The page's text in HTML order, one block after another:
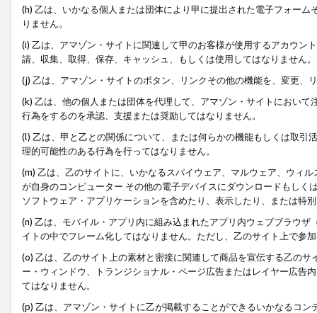
(h) 乙は、いかなる個人または団体により甲に提出された電子フォー
りません。
(i) 乙は、アマゾン・サイトに関連して甲のお客様が使用するアカウン
請、収集、取得、保存、キャッシュ、もしくは使用してはなりません。
(j) 乙は、アマゾン・サイトのボタン、リンクその他の機能を、変更、
(k) 乙は、他の個人または団体を代理して、アマゾン・サイトにおい
行為をするのを承認、支援または奨励してはなりません。
(l) 乙は、甲と乙との関係について、または何らかの機能もしくは取
理的可能性のある行為を行ってはなりません。
(m) 乙は、乙のサイトに、いかなるスパイウェア、マルウェア、ウィ
が自身のコンピューター その他の電子デバイスにダウンロードもし
ソフトウェア・アプリケーションを含めたり、表示したり、または特
(n) 乙は、モバイル・アプリ内に組み込まれたアプリ内ウェブブラウ
イトの中でフレーム化してはなりません。ただし、乙のサイト上で参
(o) 乙は、乙のサイト上の素材と密接に関連して商品を宣伝する乙の
ー・ウィンドウ、トランジショナル・ページ広告またはレイヤー広告
てはなりません。
(p) 乙は、アマゾン・サイトに乙が掲載することができるいかなるコ